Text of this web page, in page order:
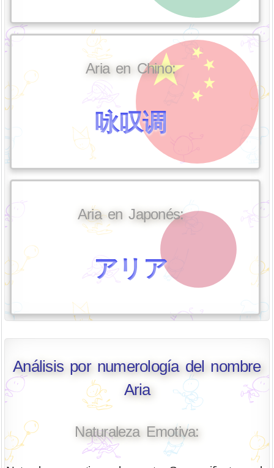
Aria en Chino:
咏叹调
Aria en Japonés:
アリア
Análisis por numerología del nombre
Aria
Naturaleza Emotiva: